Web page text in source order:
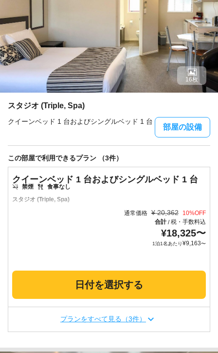
スタジオ (Triple, Spa)
クイーンベッド 1 台およびシングルベッド 1 台
部屋の設備
16枚
この部屋で利用できるプラン （3件）
スタジオ (Triple, Spa)
禁煙 食事なし
クイーンベッド 1 台およびシングルベッド 1 台
通常価格 ¥ 20,362 10%OFF
合計/税・手数料込
¥18,325〜
1泊1名あたり¥9,163〜
日付を選択する
プランをすべて見る（3件）